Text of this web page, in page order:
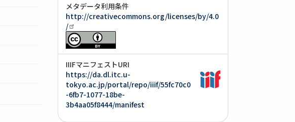
メタデータ利用条件
http://creativecommons.org/licenses/by/4.0
/
IIIFマニフェストURI
https://da.dl.itc.u-
tokyo.ac.jp/portal/repo/iiif/55fc70c0
-6fb7-1077-18be-
3b4aa05f8444/manifest